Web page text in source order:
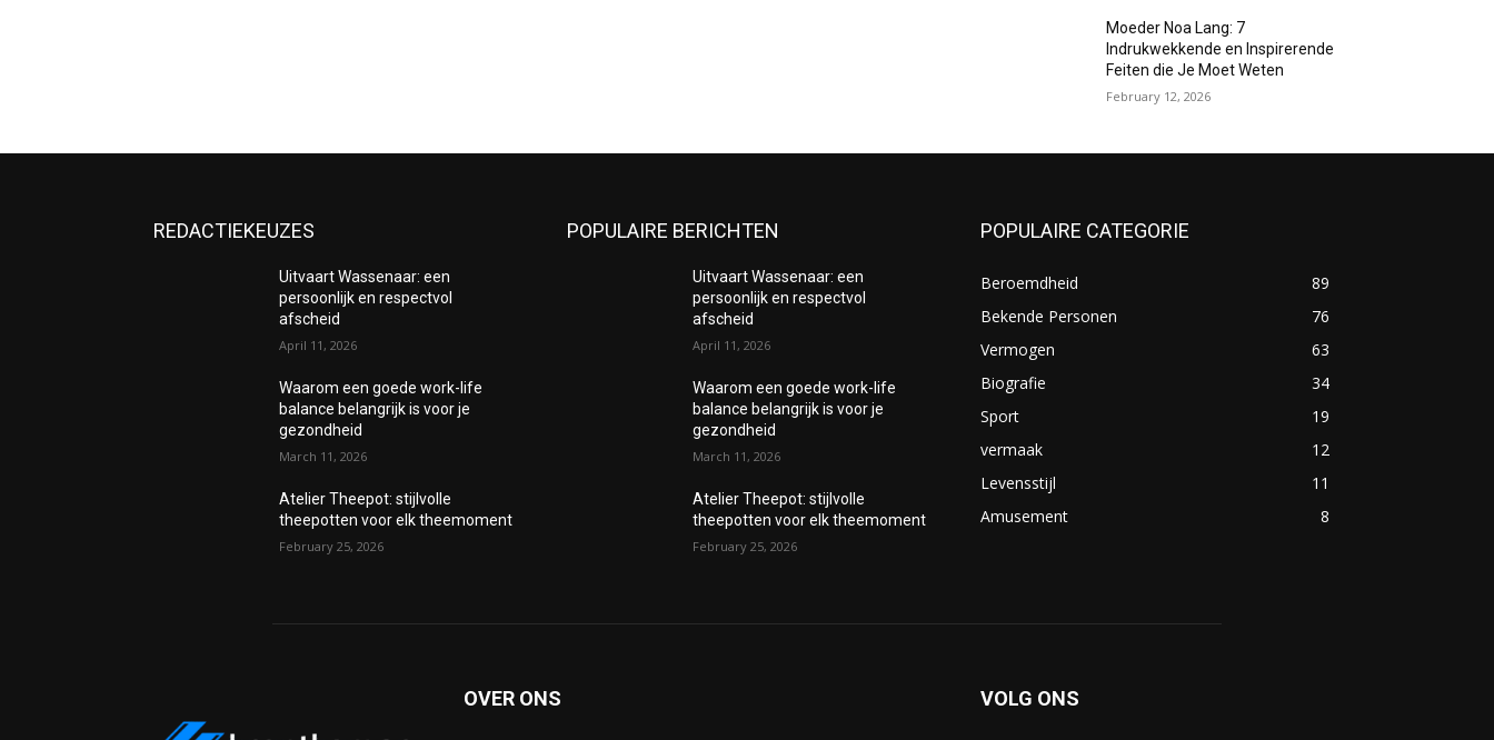
Moeder Noa Lang: 7
Indrukwekkende en Inspirerende
Feiten die Je Moet Weten
February 12, 2026
REDACTIEKEUZES
Uitvaart Wassenaar: een
persoonlijk en respectvol
afscheid
April 11, 2026
Waarom een goede work-life
balance belangrijk is voor je
gezondheid
March 11, 2026
Atelier Theepot: stijlvolle
theepotten voor elk theemoment
February 25, 2026
POPULAIRE BERICHTEN
Uitvaart Wassenaar: een
persoonlijk en respectvol
afscheid
April 11, 2026
Waarom een goede work-life
balance belangrijk is voor je
gezondheid
March 11, 2026
Atelier Theepot: stijlvolle
theepotten voor elk theemoment
February 25, 2026
POPULAIRE CATEGORIE
Beroemdheid
89
Bekende Personen
76
Vermogen
63
Biografie
34
Sport
19
vermaak
12
Levensstijl
11
Amusement
8
OVER ONS VOLG ONS